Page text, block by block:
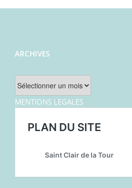
ARCHIVES
Archives
MENTIONS LEGALES